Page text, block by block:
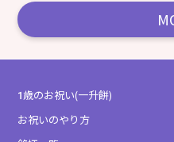
1歳のお祝い(一升餅)
お祝いのやり方